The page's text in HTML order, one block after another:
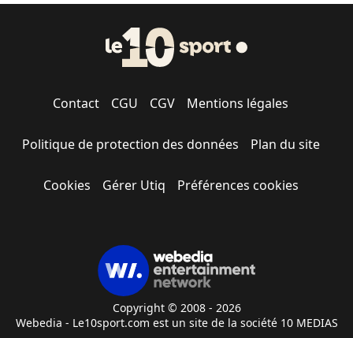
Contact CGU CGV Mentions légales
Politique de protection des données Plan du site
Cookies Gérer Utiq Préférences cookies
Copyright © 2008 - 2026
Webedia - Le10sport.com est un site de la société 10 MEDIAS